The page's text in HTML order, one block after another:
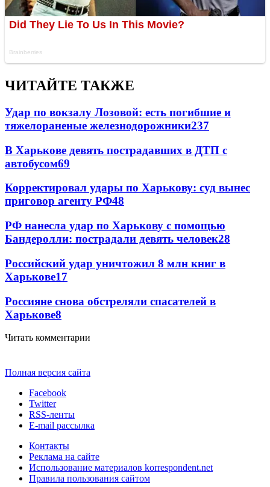
ЧИТАЙТЕ ТАКЖЕ
Удар по вокзалу Лозовой: есть погибшие и
тяжелораненые железнодорожники237
В Харькове девять пострадавших в ДТП с
автобусом69
Корректировал удары по Харькову: суд вынес
приговор агенту РФ48
РФ нанесла удар по Харькову с помощью
Бандеролли: пострадали девять человек28
Российский удар уничтожил 8 млн книг в
Харькове17
Россияне снова обстреляли спасателей в
Харькове8
Читать комментарии
Полная версия сайта
Facebook
Twitter
RSS-ленты
E-mail рассылка
Контакты
Реклама на сайте
Использование материалов korrespondent.net
Правила пользования сайтом